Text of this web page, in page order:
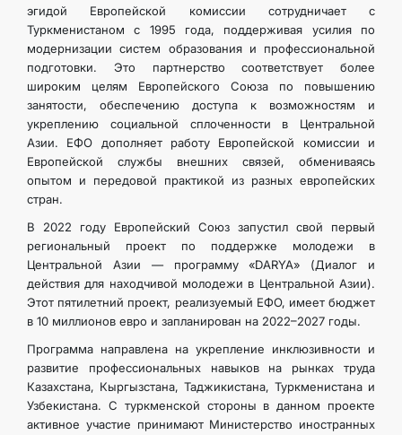
эгидой Европейской комиссии сотрудничает с
Туркменистаном с 1995 года, поддерживая усилия по
модернизации систем образования и профессиональной
подготовки. Это партнерство соответствует более
широким целям Европейского Союза по повышению
занятости, обеспечению доступа к возможностям и
укреплению социальной сплоченности в Центральной
Азии. ЕФО дополняет работу Европейской комиссии и
Европейской службы внешних связей, обмениваясь
опытом и передовой практикой из разных европейских
стран.
В 2022 году Европейский Союз запустил свой первый
региональный проект по поддержке молодежи в
Центральной Азии — программу «DARYA» (Диалог и
действия для находчивой молодежи в Центральной Азии).
Этот пятилетний проект, реализуемый ЕФО, имеет бюджет
в 10 миллионов евро и запланирован на 2022–2027 годы.
Программа направлена на укрепление инклюзивности и
развитие профессиональных навыков на рынках труда
Казахстана, Кыргызстана, Таджикистана, Туркменистана и
Узбекистана. С туркменской стороны в данном проекте
активное участие принимают Министерство иностранных